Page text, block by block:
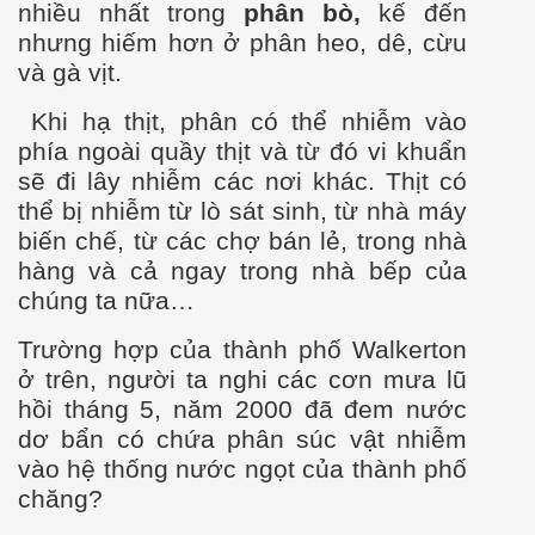
nhiều nhất trong phân bò, kế đến
nhưng hiếm hơn ở phân heo, dê, cừu
và gà vịt.
Khi hạ thịt, phân có thể nhiễm vào
phía ngoài quầy thịt và từ đó vi khuẩn
sẽ đi lây nhiễm các nơi khác. Thịt có
thể bị nhiễm từ lò sát sinh, từ nhà máy
biến chế, từ các chợ bán lẻ, trong nhà
hàng và cả ngay trong nhà bếp của
chúng ta nữa…
Trường hợp của thành phố Walkerton
ở trên, người ta nghi các cơn mưa lũ
hồi tháng 5, năm 2000 đã đem nước
dơ bẩn có chứa phân súc vật nhiễm
vào hệ thống nước ngọt của thành phố
chăng?